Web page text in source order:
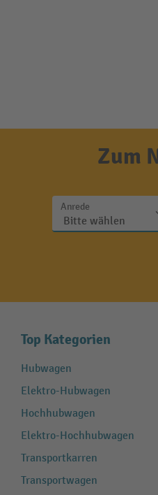
Zum
Anrede
Top Kategorien
Hubwagen
Elektro-Hubwagen
Hochhubwagen
Elektro-Hochhubwagen
Transportkarren
Transportwagen